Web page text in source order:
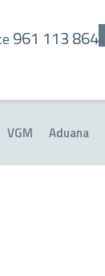
961 113 864
VGM Aduana